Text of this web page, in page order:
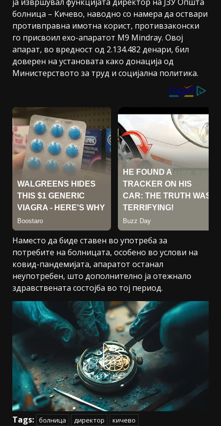
болница – Кичево, наводно со намера да оствари
противправна имотна корист, противзаконски
го присвоил ехо-апаратот M9 Mindray. Овој
апарат, во вредност од 2.134.482 денари, бил
доверен на установата како донација од
Министерството за труд и социјална политика.
Наместо да биде ставен во употреба за
потребите на болницата, особено во услови на
ковид-пандемијата, апаратот останал
неупотребен, што дополнително ја отежнало
здравствената состојба во тој период.
Tags: болница директор кичево